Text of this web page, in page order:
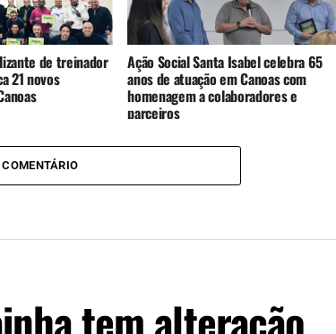
de treinador
21 novos
Ação Social Santa Isabel celebra 65
anos de atuação em Canoas com
homenagem a colaboradores e
parceiros
tem alteração